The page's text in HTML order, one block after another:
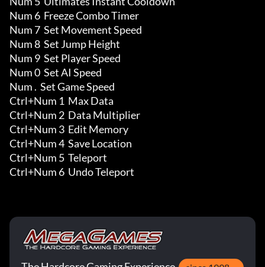
Num 6  Freeze Combo Timer
Num 7  Set Movement Speed
Num 8  Set Jump Height
Num 9  Set Player Speed
Num 0  Set AI Speed
Num .  Set Game Speed
Ctrl+Num 1  Max Data
Ctrl+Num 2  Data Multiplier
Ctrl+Num 3  Edit Memory
Ctrl+Num 4  Save Location
Ctrl+Num 5  Teleport
Ctrl+Num 6  Undo Teleport